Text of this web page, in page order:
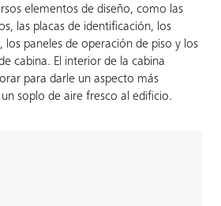
elementos de diseño, como las
las placas de identificación, los
los paneles de operación de piso y los
cabina. El interior de la cabina
para darle un aspecto más
soplo de aire fresco al edificio.